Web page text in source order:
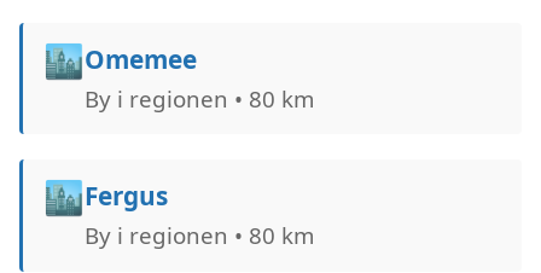
🏙️Omemee
By i regionen • 80 km
🏙️Fergus
By i regionen • 80 km